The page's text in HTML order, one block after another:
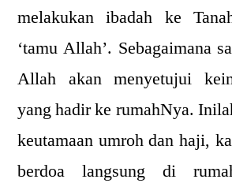
melakukan ibadah ke
‘tamu Allah’. Sebagaimana
Allah akan menyetujui
yang hadir ke rumahNya.
keutamaan umroh dan haji,
berdoa langsung di